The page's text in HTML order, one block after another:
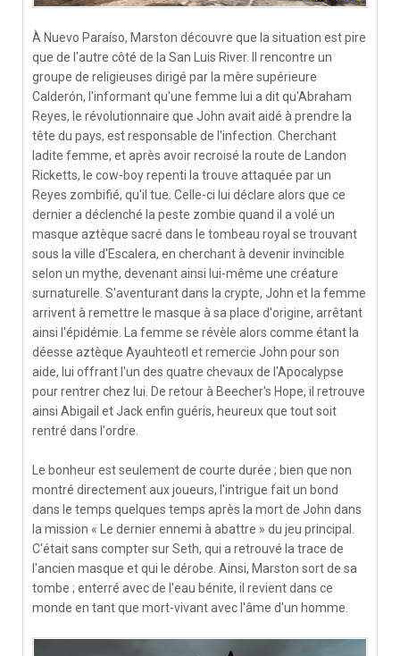
À Nuevo Paraíso, Marston découvre que la situation est pire
que de l'autre côté de la San Luis River. Il rencontre un
groupe de religieuses dirigé par la mère supérieure
Calderón, l'informant qu'une femme lui a dit qu'Abraham
Reyes, le révolutionnaire que John avait aidé à prendre la
tête du pays, est responsable de l'infection. Cherchant
ladite femme, et après avoir recroisé la route de Landon
Ricketts, le cow-boy repenti la trouve attaquée par un
Reyes zombifié, qu'il tue. Celle-ci lui déclare alors que ce
dernier a déclenché la peste zombie quand il a volé un
masque aztèque sacré dans le tombeau royal se trouvant
sous la ville d'Escalera, en cherchant à devenir invincible
selon un mythe, devenant ainsi lui-même une créature
surnaturelle. S'aventurant dans la crypte, John et la femme
arrivent à remettre le masque à sa place d'origine, arrêtant
ainsi l'épidémie. La femme se révèle alors comme étant la
déesse aztèque Ayauhteotl et remercie John pour son
aide, lui offrant l'un des quatre chevaux de l'Apocalypse
pour rentrer chez lui. De retour à Beecher's Hope, il retrouve
ainsi Abigail et Jack enfin guéris, heureux que tout soit
rentré dans l'ordre.
Le bonheur est seulement de courte durée ; bien que non
montré directement aux joueurs, l'intrigue fait un bond
dans le temps quelques temps après la mort de John dans
la mission « Le dernier ennemi à abattre » du jeu principal.
C'était sans compter sur Seth, qui a retrouvé la trace de
l'ancien masque et qui le dérobe. Ainsi, Marston sort de sa
tombe ; enterré avec de l'eau bénite, il revient dans ce
monde en tant que mort-vivant avec l'âme d'un homme.